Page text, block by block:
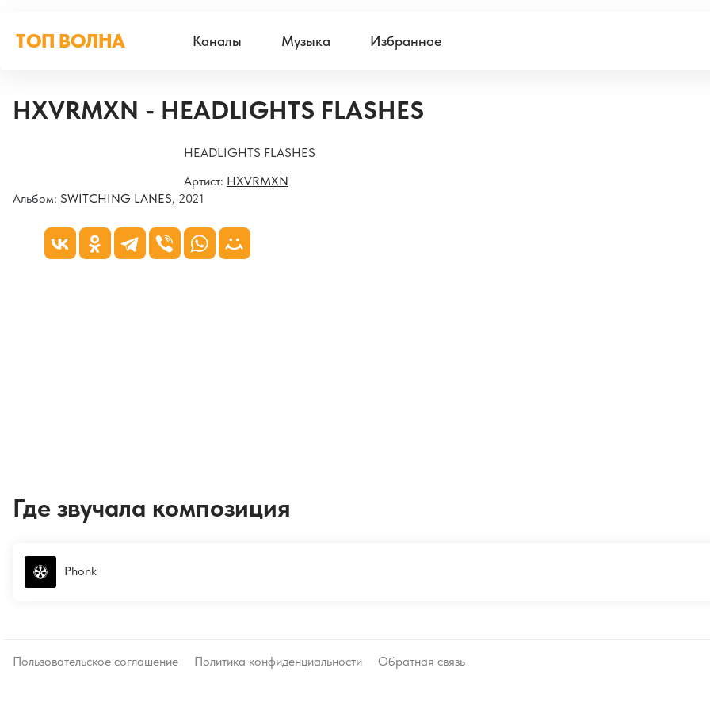
ТОП ВОЛНА Каналы Музыка Избранное
HXVRMXN - HEADLIGHTS FLASHES
HEADLIGHTS FLASHES
Артист: HXVRMXN
Альбом: SWITCHING LANES, 2021
Где звучала композиция
Phonk
Пользовательское соглашение Политика конфиденциальности Обратная связь